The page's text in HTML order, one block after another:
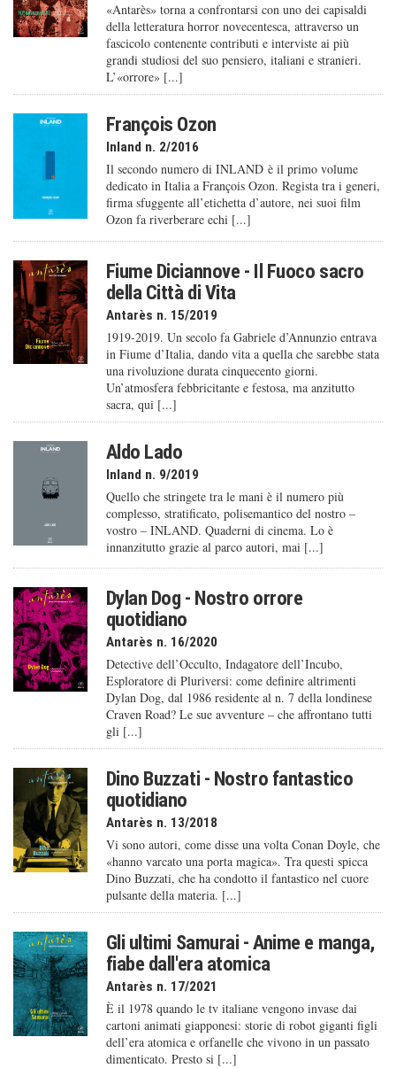
«Antarès» torna a confrontarsi con uno dei capisaldi
della letteratura horror novecentesca, attraverso un
fascicolo contenente contributi e interviste ai più
grandi studiosi del suo pensiero, italiani e stranieri.
L’«orrore» [...]
François Ozon
Inland n. 2/2016
Il secondo numero di INLAND è il primo volume
dedicato in Italia a François Ozon. Regista tra i generi,
firma sfuggente all’etichetta d’autore, nei suoi film
Ozon fa riverberare echi [...]
Fiume Diciannove - Il Fuoco sacro
della Città di Vita
Antarès n. 15/2019
1919-2019. Un secolo fa Gabriele d’Annunzio entrava
in Fiume d’Italia, dando vita a quella che sarebbe stata
una rivoluzione durata cinquecento giorni.
Un’atmosfera febbricitante e festosa, ma anzitutto
sacra, qui [...]
Aldo Lado
Inland n. 9/2019
Quello che stringete tra le mani è il numero più
complesso, stratificato, polisemantico del nostro –
vostro – INLAND. Quaderni di cinema. Lo è
innanzitutto grazie al parco autori, mai [...]
Dylan Dog - Nostro orrore
quotidiano
Antarès n. 16/2020
Detective dell’Occulto, Indagatore dell’Incubo,
Esploratore di Pluriversi: come definire altrimenti
Dylan Dog, dal 1986 residente al n. 7 della londinese
Craven Road? Le sue avventure – che affrontano tutti
gli [...]
Dino Buzzati - Nostro fantastico
quotidiano
Antarès n. 13/2018
Vi sono autori, come disse una volta Conan Doyle, che
«hanno varcato una porta magica». Tra questi spicca
Dino Buzzati, che ha condotto il fantastico nel cuore
pulsante della materia. [...]
Gli ultimi Samurai - Anime e manga,
fiabe dall'era atomica
Antarès n. 17/2021
È il 1978 quando le tv italiane vengono invase dai
cartoni animati giapponesi: storie di robot giganti figli
dell’era atomica e orfanelle che vivono in un passato
dimenticato. Presto si [...]